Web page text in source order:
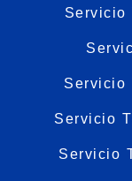
Servicio
Servicio
Servicio
Servicio